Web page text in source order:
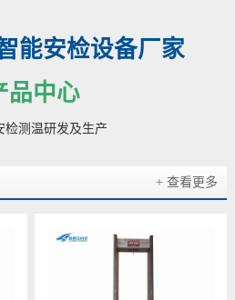
能安检设备厂家
品中心
检测温研发及生产
+ 查看更多